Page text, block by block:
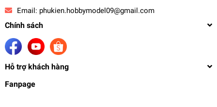
Email: phukien.hobbymodel09@gmail.com
Chính sách
Hỗ trợ khách hàng
Fanpage